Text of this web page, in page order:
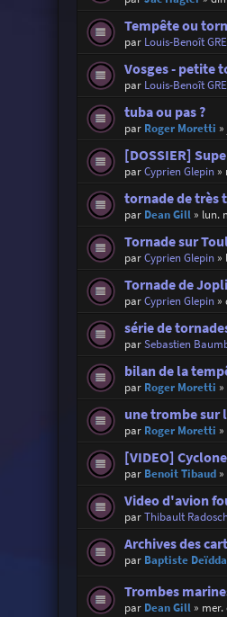
Tempête ou
par Louis-Benoît
Vosges - petite
par Louis-Benoît
tuba ou pas ?
par Roger Moretti »
[DOSSIER]
parCyprien Glepin»
tornade de très
par Dean Gill» lun.
Tornade sur
parCyprien Glepin»
Tornade de
parCyprien Glepin»
série de
parSebastien
bilan de la
par Roger Moretti »
une trombe sur
par Roger Moretti »
[VIDEO]
par Benoit Tibaud»
Video d'avion
parThibault
Archives des
par Baptiste Deïdda
Trombes
par Dean Gill» mer.